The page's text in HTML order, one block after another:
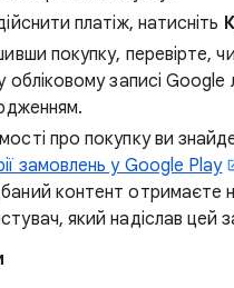
платіж, натисніть
покупку, перевірте,
записі Google
про покупку ви
замовлень у Google Play
контент отримаєте
який надіслав цей